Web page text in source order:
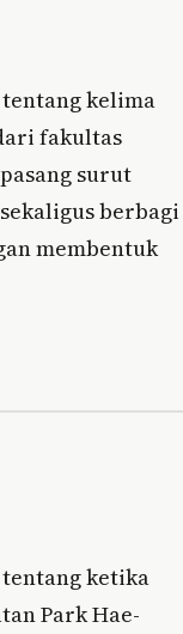
kelima
fakultas
surut
berbagi
membentuk
ketika
Park Hae-